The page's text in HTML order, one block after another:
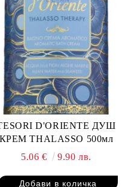
D'ORIENTE ДУШ
КРЕМ THALASSO 500мл
5.06 €
9.90 лв.